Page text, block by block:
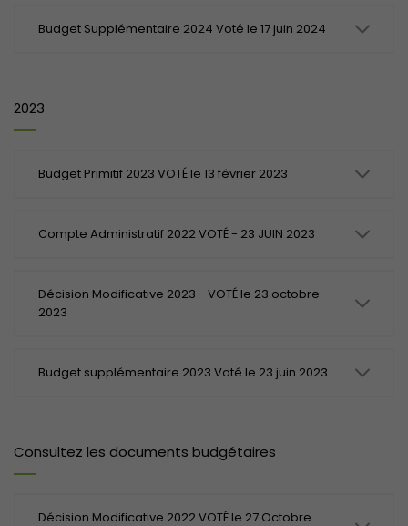
Budget Supplémentaire 2024 Voté le 17 juin 2024
2023
Budget Primitif 2023 VOTÉ le 13 février 2023
Compte Administratif 2022 VOTÉ - 23 JUIN 2023
Décision Modificative 2023 - VOTÉ le 23 octobre
2023
Budget supplémentaire 2023 Voté le 23 juin 2023
Consultez les documents budgétaires
Décision Modificative 2022 VOTÉ le 27 Octobre